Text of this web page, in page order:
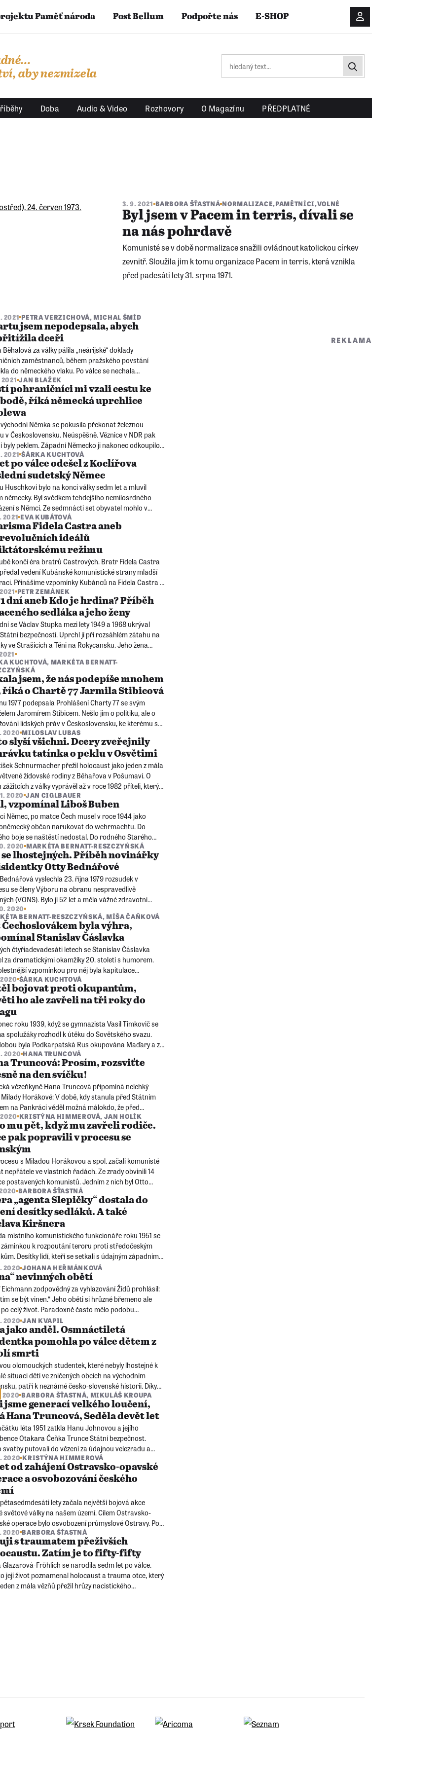
Paměť národa Post Bellum Podpořte nás E-SHOP
Přihlášení/
aby nezmizela
Doba Audio & Video Rozhovory O Magazínu PŘEDPLATNÉ
3. 9. 2021 BARBORA ŠŤASTNÁ NORMALIZACE,PAMĚTNÍCI,VOLNÉ
Byl jsem v Pacem in terris, dívali se
na nás pohrdavě
Komunisté se v době normalizace snažili ovládnout katolickou církev
zevnitř. Sloužila jim k tomu organizace Pacem in terris, která vznikla
před padesáti lety 31. srpna 1971.
2021 PETRA VERZICHOVÁ, MICHAL ŠMÍD
jsem nepodepsala, abych
dceři
Běhalová za války pálila „neárijské“ doklady
zaměstnanců, během pražského povstání
do německého vlaku. Po válce se nechala
ke vstupu do komunistické strany. Definitivní
přinesla srpnová okupace roku 1968.
2021 JAN BLAŽEK
pohraničníci mi vzali cestu ke
říká německá uprchlice
Němka se pokusila překonat železnou
v Československu. Neúspěšně. Věznice v NDR pak
byly peklem. Západní Německo ji nakonec odkoupilo
2021 ŠÁRKA KUCHTOVÁ
po válce odešel z Koclířova
sudetský Němec
Huschkovi bylo na konci války sedm let a mluvil
německy. Byl svědkem tehdejšího nemilosrdného
s Němci. Ze sedmnácti set obyvatel mohlo v
zůstat jen pět rodin, Huschkovi uchránil od
neněmecký původ maminky.
2021 EVA KUBÁTOVÁ
Fidela Castra aneb
ideálů
režimu
končí éra bratrů Castrových. Bratr Fidela Castra
vedení Kubánské komunistické strany mladší
Přinášíme vzpomínky Kubánců na Fidela Castra z
národa.
PETR ZEMÁNEK
dní aneb Kdo je hrdina? Příběh
sedláka a jeho ženy
se Václav Stupka mezi lety 1949 a 1968 ukrýval
bezpečností. Uprchl jí při rozsáhlém zátahu na
ve Strašicích a Těni na Rokycansku. Jeho žena
vychovala čtyři dcery.
KUCHTOVÁ, MARKÉTA BERNATT-
jsem, že nás podepíše mnohem
říká o Chartě 77 Jarmila Stibicová
1977 podepsala Prohlášení Charty 77 se svým
Jaromírem Stibicem. Nešlo jim o politiku, ale o
lidských práv v Československu, ke kterému se
moc zavázala.
2020 MILOSLAV LUBAS
slyší všichni. Dcery zveřejnily
tatínka o peklu v Osvětimi
Schnurmacher přežil holocaust jako jeden z mála
židovské rodiny z Běhařova v Pošumaví. O
zážitcích z války vyprávěl až v roce 1982 příteli, který
na magnetofon. Nahrávku poskytly jeho dcery
národa.
2020 JAN CIGLBAUER
vzpomínal Liboš Buben
Němec, po matce Čech musel v roce 1944 jako
občan narukovat do wehrmachtu. Do
boje se naštěstí nedostal. Do rodného Starého
se vrátil rok po válce a vše bylo jinak.
2020 MARKÉTA BERNATT-RESZCZYŃSKÁ
se lhostejných. Příběh novinářky
Otty Bednářové
vyslechla 23. října 1979 rozsudek v
se členy Výboru na obranu nespravedlivě
(VONS). Bylo jí 52 let a měla vážné zdravotní
Do vězení na tři roky ji soud poslal za podvracení
2020
BERNATT-RESZCZYŃSKÁ, MÍŠA ČAŇKOVÁ
Čechoslovákem byla výhra,
Stanislav Čáslavka
čtyřiadevadesáti letech se Stanislav Čáslavka
za dramatickými okamžiky 20. století s humorem.
vzpomínkou pro něj byla kapitulace
po mnichovské dohodě.
ŠÁRKA KUCHTOVÁ
bojovat proti okupantům,
ho ale zavřeli na tři roky do
roku 1939, když se gymnazista Vasil Timkovič se
spolužáky rozhodl k útěku do Sovětského svazu.
byla Podkarpatská Rus okupována Maďary a z
polské hranice se stala hranice sovětská.
2020 HANA TRUNCOVÁ
Truncová: Prosím, rozsviťte
na den svíčku!
vězeňkyně Hana Truncová připomíná nelehký
Horákové: V době, kdy stanula před Státním
na Pankráci věděl možná málokdo, že před
soudem stanula v Drážďanech v roce 1944 a
k osmi letům vězení.
KRISTÝNA HIMMEROVÁ, JAN HOLÍK
mu pět, když mu zavřeli rodiče.
pak popravili v procesu se
s Miladou Horákovou a spol. začali komunisté
nepřátele ve vlastních řadách. Ze zrady obvinili 14
postavených komunistů. Jedním z nich byl Otto
Jeho anglická žena skončila ve vězení, synové
po dětských domovech.
BARBORA ŠŤASTNÁ
„agenta Slepičky“ dostala do
desítky sedláků. A také
Kiršnera
místního komunistického funkcionáře roku 1951 se
k rozpoutání teroru proti středočeským
Desítky lidí, kteří se setkali s údajným západním
Slepičkou, skončily v kriminálech.
2020 JOHANA HEŘMÁNKOVÁ
nevinných obětí
zodpovědný za vyhlazování Židů prohlásil:
se být vinen.“ Jeho oběti si hrůzné břemeno ale
po celý život. Paradoxně často mělo podobu
viny.
2020 JAN KVAPIL
jako anděl. Osmnáctiletá
pomohla po válce dětem z
smrti
olomouckých studentek, které nebyly lhostejné k
situaci dětí ve zničených obcích na východním
patří k neznámé česko-slovenské historii. Díky
svědectví Květoslavy Bartoňové ho můžete 75
konci války objevit.
2020 BARBORA ŠŤASTNÁ, MIKULÁŠ KROUPA
jsme generací velkého loučení,
Hana Truncová, Seděla devět let
léta 1951 zatkla Hanu Johnovou a jejího
Otakara Čeňka Trunce Státní bezpečnost.
svatby putovali do vězení za údajnou velezradu a
Milenci vydávali a roznášeli letáky vyzývající k
odvaze a pomáhali lidem přes hranice.
2020 KRISTÝNA HIMMEROVÁ
od zahájení Ostravsko-opavské
a osvobozování českého
lety začala největší bojová akce
světové války na našem území. Cílem Ostravsko-
operace bylo osvobození průmyslové Ostravy. Po
bojovali vojáci 1. československého
sboru.
2020 BARBORA ŠŤASTNÁ
s traumatem přeživších
Zatím je to fifty-fifty
Glazarová-Fröhlich se narodila sedm let po válce.
její život poznamenal holocaust a trauma otce, který
z mála vězňů přežil hrůzy nacistického
REKLAMA